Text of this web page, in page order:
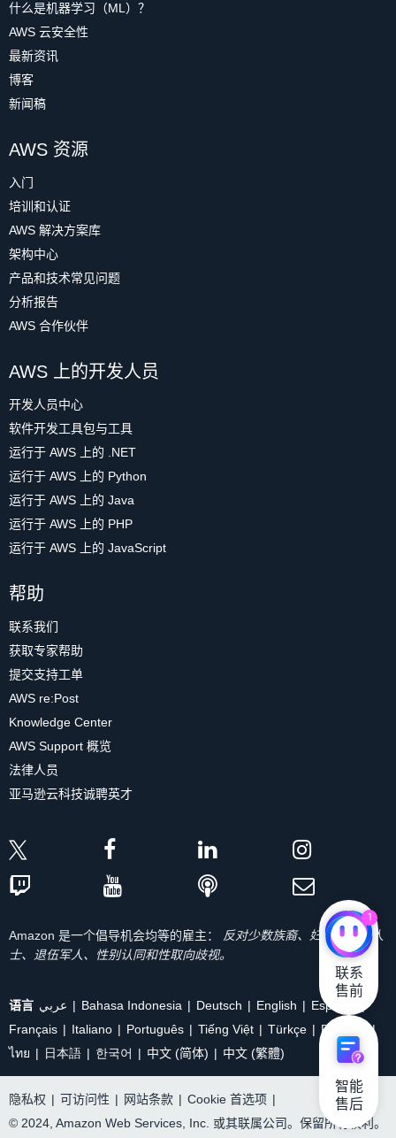
什么是机器学习（ML）？
AWS 云安全性
最新资讯
博客
新闻稿
AWS 资源
入门
培训和认证
AWS 解决方案库
架构中心
产品和技术常见问题
分析报告
AWS 合作伙伴
AWS 上的开发人员
开发人员中心
软件开发工具包与工具
运行于 AWS 上的 .NET
运行于 AWS 上的 Python
运行于 AWS 上的 Java
运行于 AWS 上的 PHP
运行于 AWS 上的 JavaScript
帮助
联系我们
获取专家帮助
提交支持工单
AWS re:Post
Knowledge Center
AWS Support 概览
法律人员
亚马逊云科技诚聘英才
Amazon 是一个倡导机会均等的雇主：
反对少数族裔、妇女、残疾人
士、退伍军人、性别认同和性取向歧视。
语言 عربي Bahasa Indonesia Deutsch English
Español
Français
Italiano Português Tiếng Việt Türkçe
Ρусский
ไทย
日本語 한국어 中文 (简体) 中文 (繁體)
隐私权 | 可访问性 | 网站条款 | Cookie 首选项 |
© 2024, Amazon Web Services, Inc. 或其联属公司。保留所有权利。
1
联系
售前
智能
售后